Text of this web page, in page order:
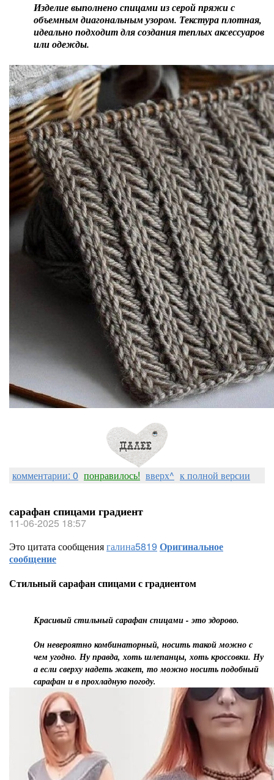
Изделие выполнено спицами из серой пряжи с
объемным диагональным узором. Текстура плотная,
идеально подходит для создания теплых аксессуаров
или одежды.
комментарии: 0 понравилось! вверх^ к полной версии
сарафан спицами градиент
11-06-2025 18:57
Это цитата сообщениягалина5819 Оригинальное
сообщение
Стильный сарафан спицами с градиентом
Красивый стильный сарафан спицами - это здорово.
Он невероятно комбинаторный, носить такой можно с
чем угодно. Ну правда, хоть шлепанцы, хоть кроссовки. Ну
а если сверху надеть жакет, то можно носить подобный
сарафан и в прохладную погоду.